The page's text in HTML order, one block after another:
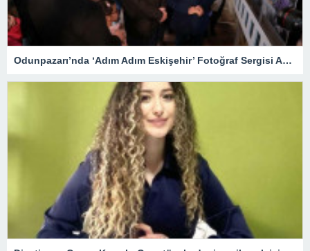
Odunpazarı’nda ‘Adım Adım Eskişehir’ Fotoğraf Sergisi Açıldı